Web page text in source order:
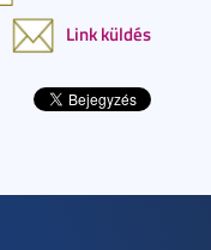
Link küldés